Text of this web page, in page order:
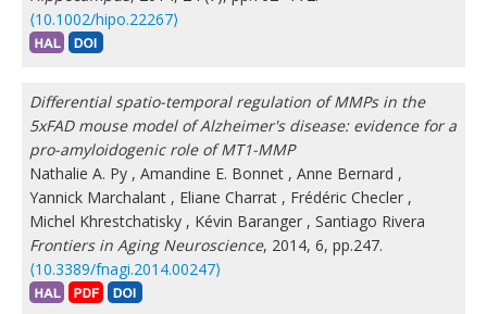
⟨10.1002/hipo.22267⟩
Differential spatio-temporal regulation of MMPs in the
5xFAD mouse model of Alzheimer's disease: evidence for a
pro-amyloidogenic role of MT1-MMP
Nathalie A. Py , Amandine E. Bonnet , Anne Bernard ,
Yannick Marchalant , Eliane Charrat , Frédéric Checler ,
Michel Khrestchatisky , Kévin Baranger , Santiago Rivera
Frontiers in Aging Neuroscience, 2014, 6, pp.247.
⟨10.3389/fnagi.2014.00247⟩